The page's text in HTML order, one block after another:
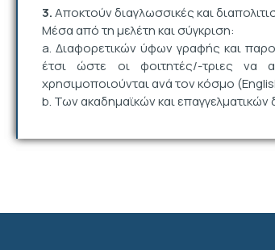
3.Αποκτούν διαγλωσσικές και
Μέσα από τη μελέτη και σύγκριση:
a. Διαφορετικών ύφων γραφής και
έτσι ώστε οι φοιτητές/-τριες να
χρησιμοποιούνται ανά τον κόσμο
b. Των ακαδημαϊκών και επαγγελματικών